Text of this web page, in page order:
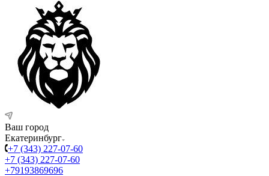
Ваш город
Екатеринбург
+7 (343) 227-07-60
+7 (343) 227-07-60
+79193869696